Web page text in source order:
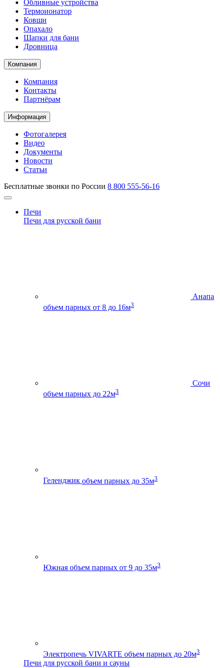
Обливные устройства
Термоионатор
Ковши
Опахало
Шапки для бани
Дровница
Компания
Компания
Контакты
Партнёрам
Информация
Фотогалерея
Видео
Документы
Новости
Статьи
Бесплатные звонки по России 8 800 555-56-16
Печи
Печи для русской бани
Анапа
объем парных от 8 до 16м3
Сочи
объем парных до 22м3
Геленджик объем парных до 35м3
Южная объем парных от 9 до 35м3
Электропечь VIVARTE объем парных до 20м3
Печи для русской бани и сауны